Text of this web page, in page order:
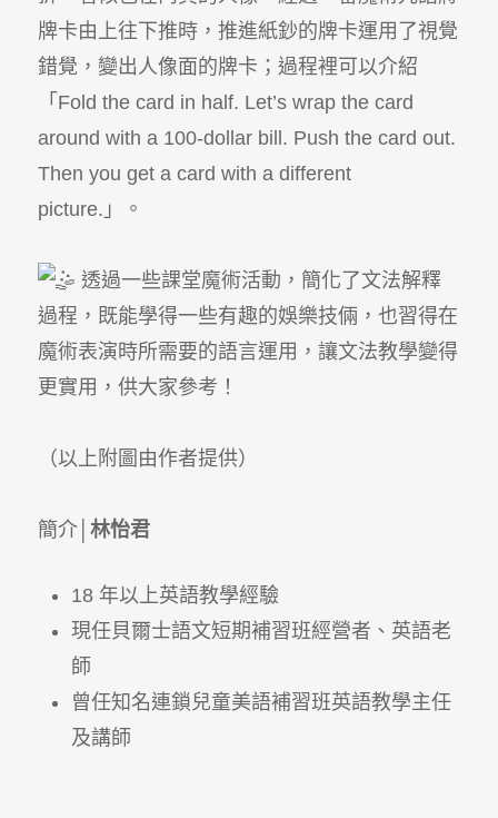
牌卡由上往下推時，推進紙鈔的牌卡運用了視覺
錯覺，變出人像面的牌卡；過程裡可以介紹
「Fold the card in half. Let’s wrap the card
around with a 100-dollar bill. Push the card out.
Then you get a card with a different
picture.」。
透過一些課堂魔術活動，簡化了文法解釋
過程，既能學得一些有趣的娛樂技倆，也習得在
魔術表演時所需要的語言運用，讓文法教學變得
更實用，供大家參考！
（以上附圖由作者提供）
簡介│ 林怡君
18 年以上英語教學經驗
現任貝爾士語文短期補習班經營者、英語老
師
曾任知名連鎖兒童美語補習班英語教學主任
及講師